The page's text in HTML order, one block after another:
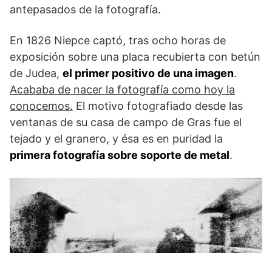
antepasados de la fotografía.
En 1826 Niepce captó, tras ocho horas de
exposición sobre una placa recubierta con betún
de Judea, el primer positivo de una imagen.
Acababa de nacer la fotografía como hoy la
conocemos. El motivo fotografiado desde las
ventanas de su casa de campo de Gras fue el
tejado y el granero, y ésa es en puridad la
primera fotografía sobre soporte de metal.